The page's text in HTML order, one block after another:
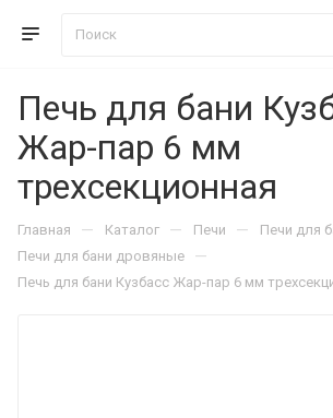
Печь для бани
Жар-пар 6 мм
трехсекционная
Главная — Каталог — Печи — Печи для
Печи для бани дровяные —
Печь для бани Кузбасс Жар-пар 6 мм